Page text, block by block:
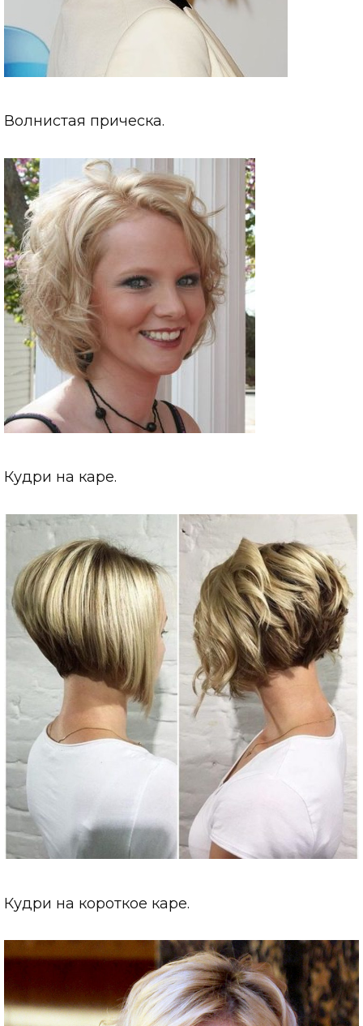
Волнистая прическа.
Кудри на каре.
Кудри на короткое каре.